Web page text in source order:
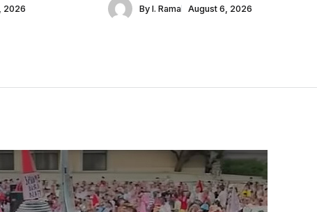
2026 By I. Rama August 6, 2026